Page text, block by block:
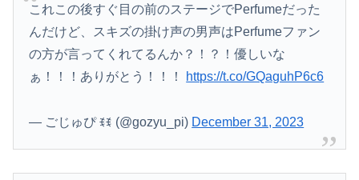
これこの後すぐ目の前のステージでPerfumeだった
んだけど、スキズの掛け声の男声はPerfumeファン
の方が言ってくれてるんか？！？！優しいな
ぁ！！！ありがとう！！！
https://t.co/GQaguhP6c6
— ごじゅぴ ꉂꉂ (@gozyu_pi) December 31, 2023